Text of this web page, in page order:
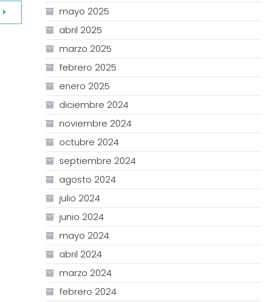
mayo 2025
abril 2025
marzo 2025
febrero 2025
enero 2025
diciembre 2024
noviembre 2024
octubre 2024
septiembre 2024
agosto 2024
julio 2024
junio 2024
mayo 2024
abril 2024
marzo 2024
febrero 2024